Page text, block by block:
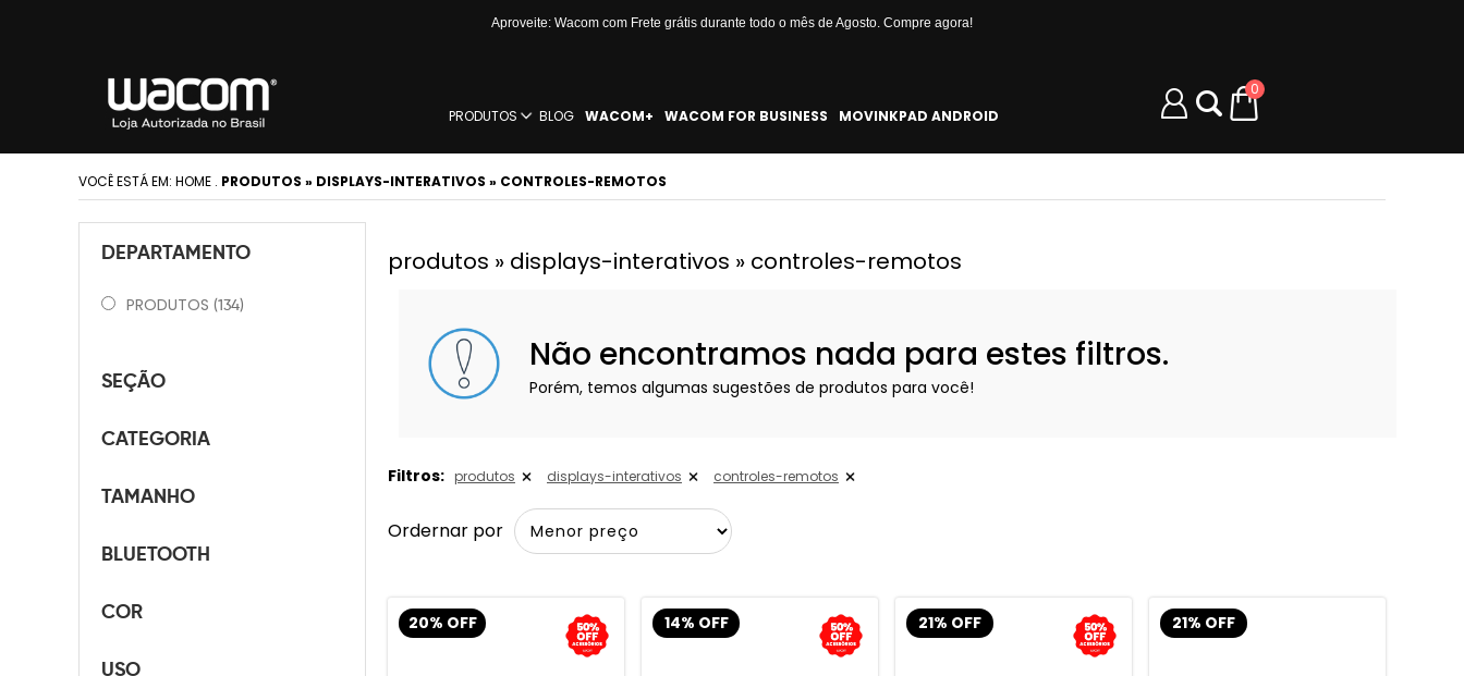
Aproveite: Wacom com Frete grátis durante todo o mês de Agosto. Compre agora!
PRODUTOS BLOG WACOM+ WACOM FOR BUSINESS MOVINKPAD ANDROID
0
VOCÊ ESTÁ EM: HOME . PRODUTOS » DISPLAYS-INTERATIVOS » CONTROLES-REMOTOS
DEPARTAMENTO
PRODUTOS (134)
SEÇÃO
CATEGORIA
TAMANHO
BLUETOOTH
COR
USO
produtos » displays-interativos » controles-remotos
Não encontramos nada para estes filtros.
Porém, temos algumas sugestões de produtos para você!
Filtros: produtos displays-interativos controles-remotos
Ordernar por
20% OFF 14% OFF 21% OFF 21% OFF